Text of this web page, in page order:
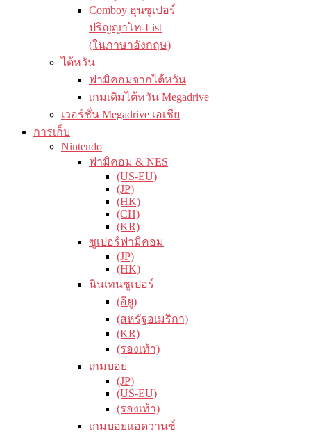
Comboy ฮุนซูเปอร์
ปริญญาโท-List
(ในภาษาอังกฤษ)
ไต้หวัน
ฟามิคอมจากไต้หวัน
เกมเดิมไต้หวัน Megadrive
เวอร์ชั่น Megadrive เอเชีย
การเก็บ
Nintendo
ฟามิคอม & NES
(US-EU)
(JP)
(HK)
(CH)
(KR)
ซูเปอร์ฟามิคอม
(JP)
(HK)
นินเทนซูเปอร์
(อียู)
(สหรัฐอเมริกา)
(KR)
(รองเท้า)
เกมบอย
(JP)
(US-EU)
(รองเท้า)
เกมบอยแอดวานซ์